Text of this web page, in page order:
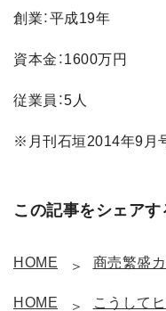
創業：平成19年
資本金：1600万円
従業員：5人
※月刊石垣2014年9月
この記事をシェアす
HOME 商売繁盛
HOME こうして